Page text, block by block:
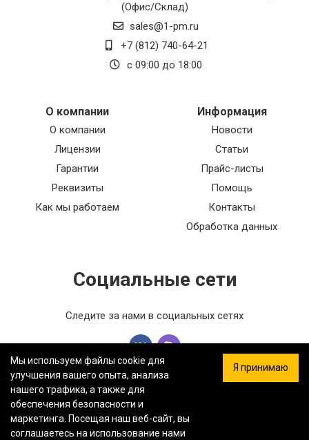
(Офис/Склад)
sales@1-pm.ru
+7 (812) 740-64-21
с 09:00 до 18:00
О компании
О компании
Лицензии
Гарантии
Реквизиты
Как мы работаем
Информация
Новости
Статьи
Прайс-листы
Помощь
Контакты
Обработка данных
Социальные сети
Следите за нами в социальных сетях
ООО «ФЕРСТ МАСТЕР» — Информация на сайте не является
публичной офертой.
Политика конфиденциальности.
Мы используем файлы cookie для
улучшения вашего опыта, анализа
нашего трафика, а также для
обеспечения безопасности и
маркетинга. Посещая наш веб-сайт, вы
соглашаетесь на использование нами
Я принимаю